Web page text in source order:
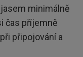
minimálně
čas příjemně
připojování a